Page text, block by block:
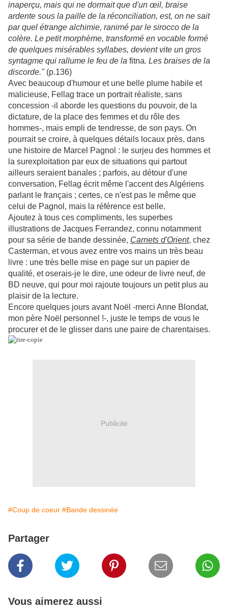
inaperçu, mais qui ne dormait que d'un œil, braise
ardente sous la paille de la réconciliation, est, on ne sait
par quel étrange alchimie, ranimé par le sirocco de la
colère. Le petit morphème, transformé en vocable formé
de quelques misérables syllabes, devient vite un gros
syntagme qui rallume le feu de la fitna. Les braises de la
discorde."(p.136)
Avec beaucoup d'humour et une belle plume habile et
malicieuse, Fellag trace un portrait réaliste, sans
concession -il aborde les questions du pouvoir, de la
dictature, de la place des femmes et du rôle des
hommes-, mais empli de tendresse, de son pays. On
pourrait se croire, à quelques détails locaux près, dans
une histoire de Marcel Pagnol : le surjeu des hommes et
la surexploitation par eux de situations qui partout
ailleurs seraient banales ; parfois, au détour d'une
conversation, Fellag écrit même l'accent des Algériens
parlant le français ; certes, ce n'est pas le même que
celui de Pagnol, mais la référence est belle.
Ajoutez à tous ces compliments, les superbes
illustrations de Jacques Ferrandez, connu notamment
pour sa série de bande dessinée, Carnets d'Orient, chez
Casterman, et vous avez entre vos mains un très beau
livre : une très belle mise en page sur un papier de
qualité, et oserais-je le dire, une odeur de livre neuf, de
BD neuve, qui pour moi rajoute toujours un petit plus au
plaisir de la lecture.
Encore quelques jours avant Noël -merci Anne Blondat,
mon père Noël personnel !-, juste le temps de vous le
procurer et de le glisser dans une paire de charentaises.
Publicité
#Coup de coeur #Bande dessinée
Partager
Vous aimerez aussi